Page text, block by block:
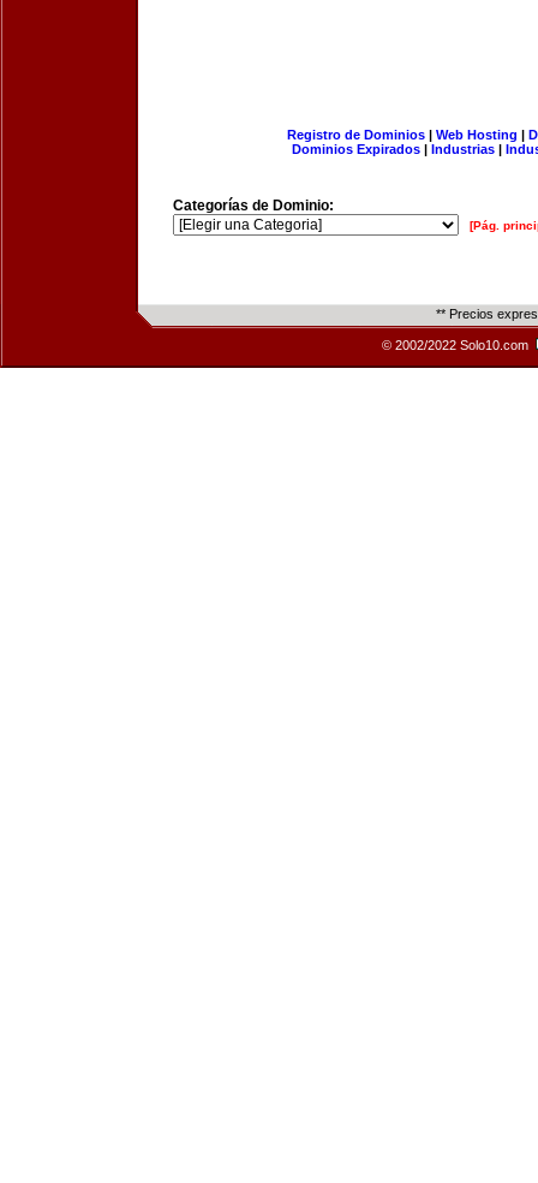
Registro de Dominios| Web Hosting |
Dominios Expirados | Industrias |
Categorías de Dominio:
[Pág.
** Precios
© 2002/2022 Solo10.com